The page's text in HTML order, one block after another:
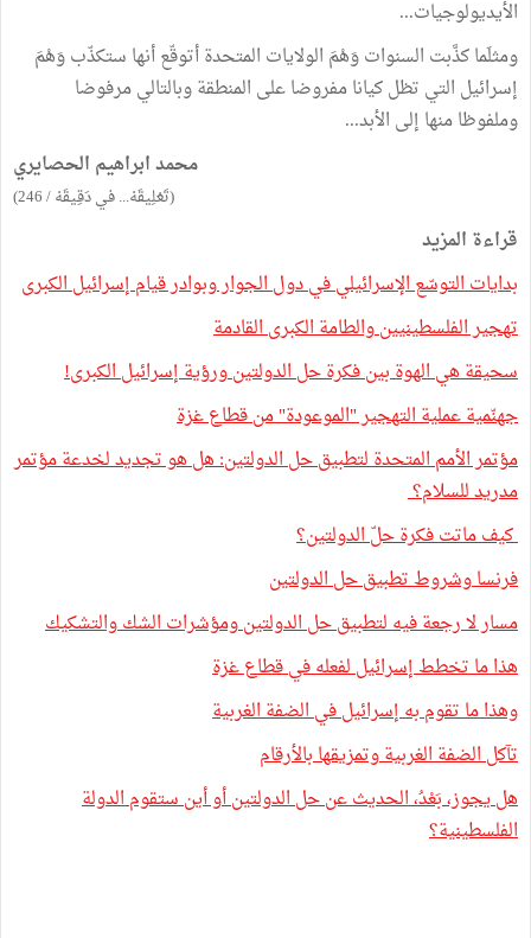
الأيديولوجيات...
ومثلَما كذَّبت السنوات وَهْمَ الولايات المتحدة أتوقّع أنها ستكذّب وَهْمَ
إسرائيل التي تظل كيانا مفروضا على المنطقة وبالتالي مرفوضا
وملفوظا منها إلى الأبد...
محمد ابراهيم الحصايري
(تَعْلِيقَهْ... في دَقِيقَهْ / 246)
قراءة المزيد
بدايات التوسّع الإسرائيلي في دول الجوار وبوادر قيام إسرائيل الكبرى
تهجير الفلسطينيين والطامة الكبرى القادمة
سحيقة هي الهوة بين فكرة حل الدولتين ورؤية إسرائيل الكبرى!
جهنّمية عملية التهجير "الموعودة" من قطاع غزة
مؤتمر الأمم المتحدة لتطبيق حل الدولتين: هل هو تجديد لخدعة مؤتمر
مدريد للسلام؟
كيف ماتت فكرة حلّ الدولتين؟
فرنسا وشروط تطبيق حل الدولتين
مسار لا رجعة فيه لتطبيق حل الدولتين ومؤشرات الشك والتشكيك
هذا ما تخطط إسرائيل لفعله في قطاع غزة
وهذا ما تقوم به إسرائيل في الضفة الغربية
تآكل الضفة الغربية وتمزيقها بالأرقام
هل يجوز، بَعْدُ، الحديث عن حل الدولتين أو أين ستقوم الدولة
الفلسطينية؟